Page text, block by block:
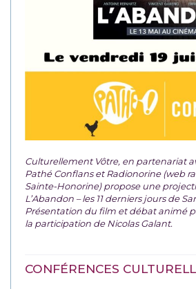
Culturellement Vôtre, en partenariat
Pathé Conflans et Radionorine (web
Sainte-Honorine) propose une
L’Abandon – les 11 derniers jours de
Présentation du film et débat animé
la participation de Nicolas Galant.
CONFÉRENCES